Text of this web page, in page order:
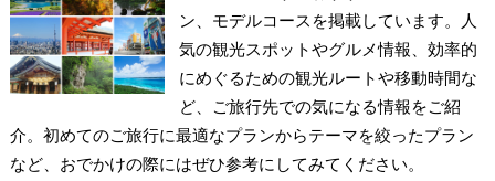
ン、モデルコースを掲載しています。人
気の観光スポットやグルメ情報、効率的
にめぐるための観光ルートや移動時間な
ど、ご旅行先での気になる情報をご紹
介。初めてのご旅行に最適なプランからテーマを絞ったプラン
など、おでかけの際にはぜひ参考にしてみてください。